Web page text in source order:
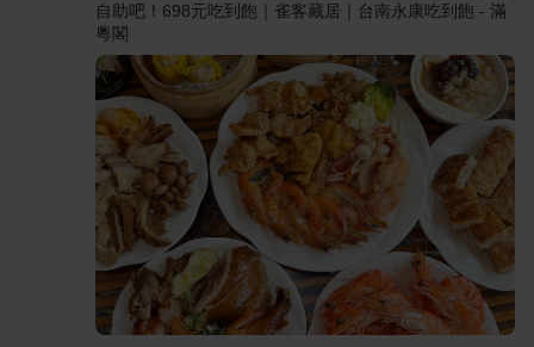
自助吧！698元吃到飽｜雀客藏居｜台南永康吃到飽 - 滿
粵閣